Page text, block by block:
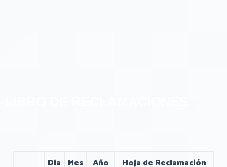
Dia Mes Año
Hoja de Reclamación